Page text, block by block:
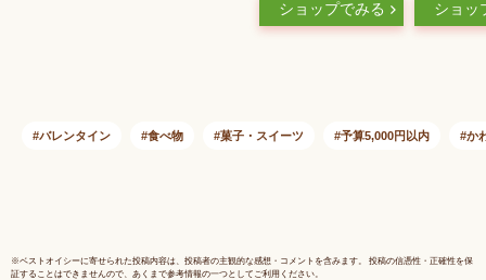
ョコ チョコレート
ショップでみる
2026 チ
ショッ
バレンタイン 食べ物 菓子・スイーツ 予算5,000円以内 か
※ベストオイシーに寄せられた投稿内容は、投稿者の主観的な感想・コメントを含みます。 投稿の信憑性・正確性を保
証することはできませんので、あくまで参考情報の一つとしてご利用ください。